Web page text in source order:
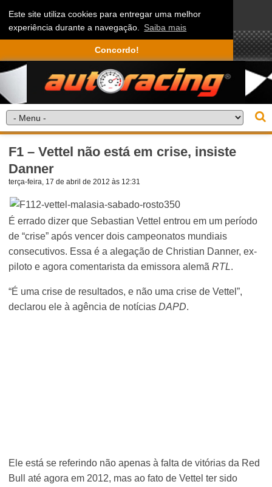
Este site utiliza cookies para entregar uma melhor
experiência durante a navegação. Saiba mais
Concordo!
F1 – Vettel não está em crise, insiste
Danner
terça-feira, 17 de abril de 2012 às 12:31
É errado dizer que Sebastian Vettel entrou em um período
de “crise” após vencer dois campeonatos mundiais
consecutivos. Essa é a alegação de Christian Danner, ex-
piloto e agora comentarista da emissora alemãRTL.
“É uma crise de resultados, e não uma crise de Vettel”,
declarou ele à agência de notíciasDAPD.
Ele está se referindo não apenas à falta de vitórias da Red
Bull até agora em 2012, mas ao fato de Vettel ter sido